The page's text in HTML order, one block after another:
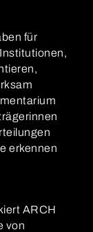
für
erkennen
ARCH
von